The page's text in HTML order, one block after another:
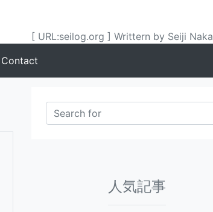
[ URL:seilog.org ] Writtern by Seiji
Contact
人気記事